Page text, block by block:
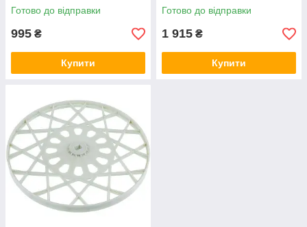
Готово до відправки
995 ₴
Купити
Готово до відправки
1 915 ₴
Купити